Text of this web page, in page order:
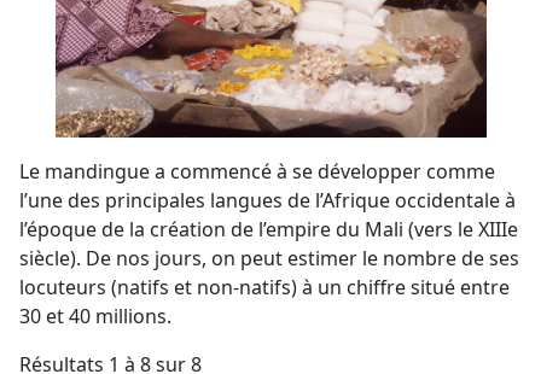
Le mandingue a commencé à se développer comme
l’une des principales langues de l’Afrique occidentale à
l’époque de la création de l’empire du Mali (vers le XIIIe
siècle). De nos jours, on peut estimer le nombre de ses
locuteurs (natifs et non-natifs) à un chiffre situé entre
30 et 40 millions.
Résultats 1 à 8 sur 8